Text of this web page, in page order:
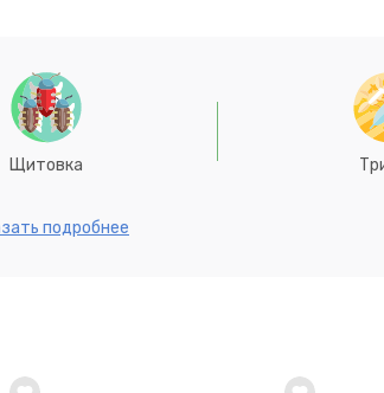
Щитовка
подробнее